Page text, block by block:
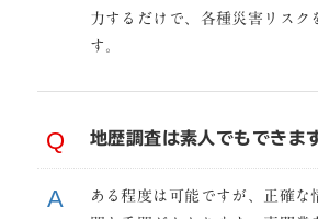
力するだけで、各種災害リスク
す。
地歴調査は素人でもできま
ある程度は可能ですが、正確な